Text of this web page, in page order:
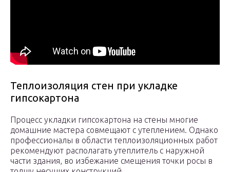
Теплоизоляция стен при укладке
гипсокартона
Процесс укладки гипсокартона на стены многие
домашние мастера совмещают с утеплением. Однако
профессионалы в области теплоизоляционных работ
рекомендуют располагать утеплитель с наружной
части здания, во избежание смещения точки росы в